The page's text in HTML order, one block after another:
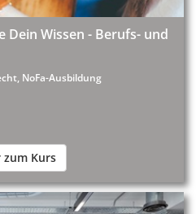
Dein Wissen - Berufs- und
NoFa-Ausbildung
zum Kurs